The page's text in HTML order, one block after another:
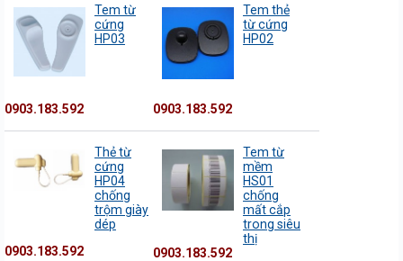
Tem từ
cứng
HP03
0903.183.592
Tem thẻ
từ cứng
HP02
0903.183.592
Thẻ từ
cứng
HP04
chống
trộm giày
dép
0903.183.592
Tem từ
mềm
HS01
chống
mất cắp
trong siêu
thị
0903.183.592